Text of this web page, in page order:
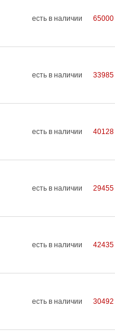
есть в наличии 65000
есть в наличии 33985
есть в наличии 40128
есть в наличии 29455
есть в наличии 42435
есть в наличии 30492